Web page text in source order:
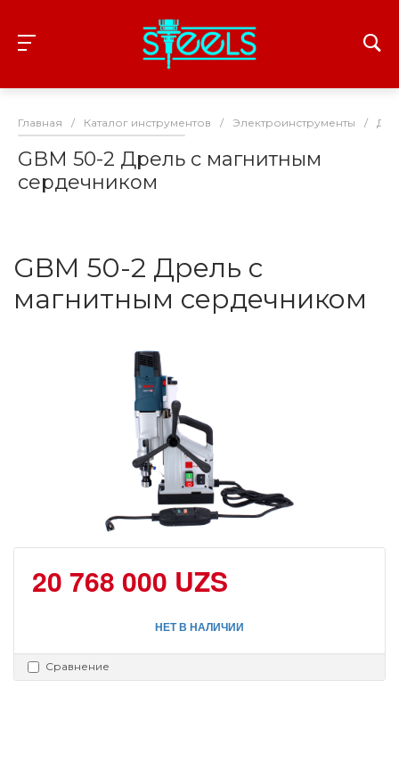
Главная / Каталог инструментов / Электроинструменты /
GBM 50-2 Дрель с магнитным
сердечником
GBM 50-2 Дрель с
магнитным сердечником
20 768 000 UZS
НЕТ В НАЛИЧИИ
Сравнение